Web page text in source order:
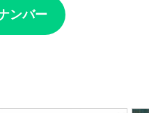
ンバー